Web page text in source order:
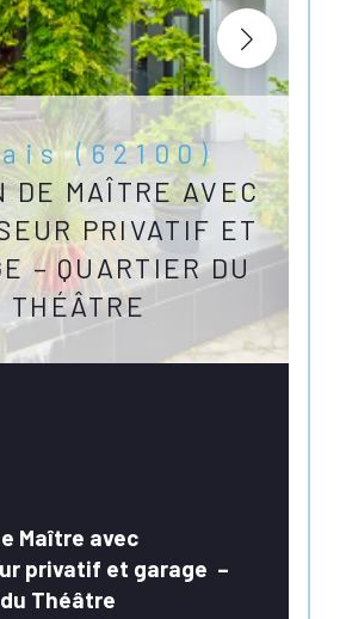
(62100)
DE MAÎTRE AVEC
PRIVATIF ET
– QUARTIER DU
THÉÂTRE
Maître avec
privatif et garage  –
Théâtre